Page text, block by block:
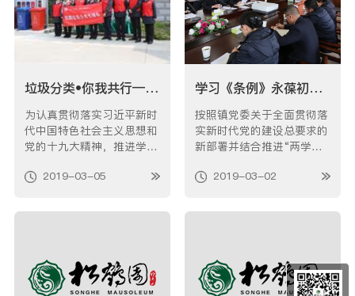
垃圾分类•你我共行——“3•5学雷锋”松鹤志愿者在行动
为认真贯彻落实习近平新时
代中国特色社会主义思想和
党的十九大精神，推进学雷
同时根据每月5日开展“嘉定
传日”的工作要求，3月4日
社区，开展了以“垃圾分类•
你我共行…
2019-03-05
学习《条例》永葆初心----松鹤党支部党日活动暨专题民主生活会
按照镇党委关于全面贯彻落
实新时代党的建设总要求的
新部署并结合推进“两学一
求，松鹤公司党支部于开展
（试行）》”主题党日暨专
坚定‘四个自信’，坚决做
到‘两…
2019-03-02